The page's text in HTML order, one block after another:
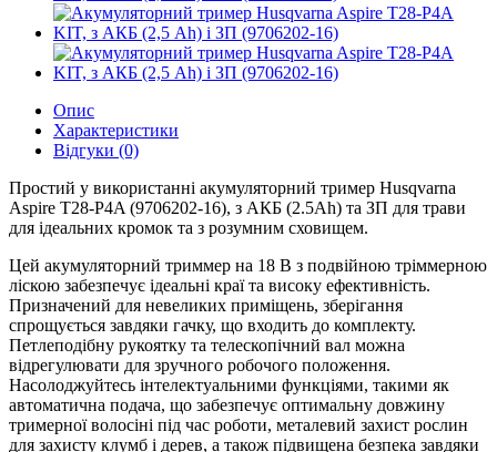
Опис
Характеристики
Відгуки (0)
Простий у використанні акумуляторний тример Husqvarna
Aspire T28-P4A (9706202-16), з АКБ (2.5Ah) та ЗП для трави
для ідеальних кромок та з розумним сховищем.
Цей акумуляторний триммер на 18 В з подвійною тріммерною
ліскою забезпечує ідеальні краї та високу ефективність.
Призначений для невеликих приміщень, зберігання
спрощується завдяки гачку, що входить до комплекту.
Петлеподібну рукоятку та телескопічний вал можна
відрегулювати для зручного робочого положення.
Насолоджуйтесь інтелектуальними функціями, такими як
автоматична подача, що забезпечує оптимальну довжину
тримерної волосіні під час роботи, металевий захист рослин
для захисту клумб і дерев, а також підвищена безпека завдяки